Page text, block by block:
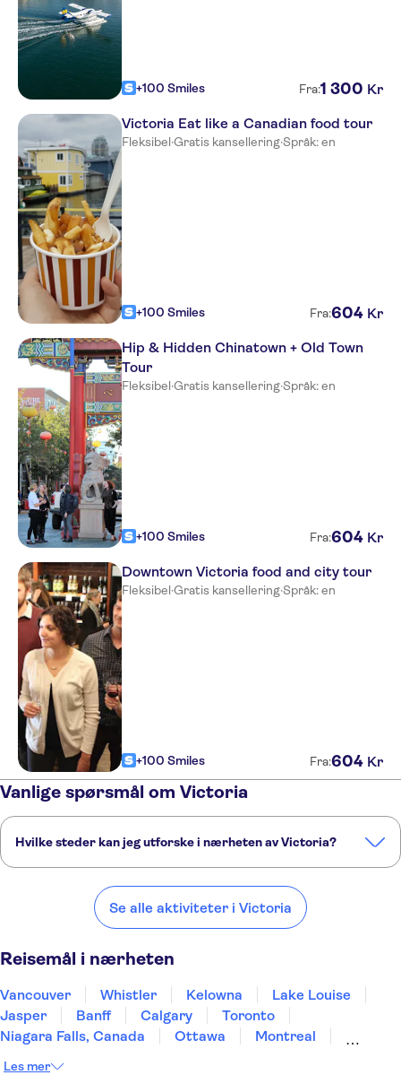
+100 Smiles Fra:1 300 Kr
Victoria Eat like a Canadian food tour
Fleksibel·Gratis kansellering·Språk: en
+100 Smiles Fra:604 Kr
Hip & Hidden Chinatown + Old Town
Tour
Fleksibel·Gratis kansellering·Språk: en
+100 Smiles Fra:604 Kr
Downtown Victoria food and city tour
Fleksibel·Gratis kansellering·Språk: en
+100 Smiles Fra:604 Kr
Vanlige spørsmål om Victoria
Hvilke steder kan jeg utforske i nærheten av Victoria?
Whistler Kelowna Lake Louise Jasper
Se alle aktiviteter i Victoria
Reisemål i nærheten
Vancouver Whistler Kelowna
Lake Louise
Jasper
Banff Calgary
Toronto
Niagara Falls, Canada
Ottawa
Montreal
Les mer